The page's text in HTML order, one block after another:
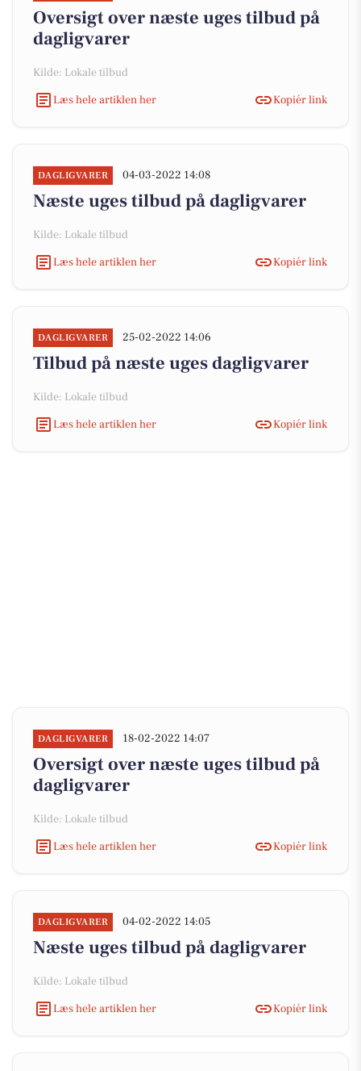
Oversigt over næste uges tilbud på
dagligvarer
Kilde: Lokale tilbud
Læs hele artiklen her
Kopiér link
DAGLIGVARER 04-03-2022 14:08
Næste uges tilbud på dagligvarer
Kilde: Lokale tilbud
Læs hele artiklen her
Kopiér link
DAGLIGVARER 25-02-2022 14:06
Tilbud på næste uges dagligvarer
Kilde: Lokale tilbud
Læs hele artiklen her
Kopiér link
DAGLIGVARER 18-02-2022 14:07
Oversigt over næste uges tilbud på
dagligvarer
Kilde: Lokale tilbud
Læs hele artiklen her
Kopiér link
DAGLIGVARER 04-02-2022 14:05
Næste uges tilbud på dagligvarer
Kilde: Lokale tilbud
Læs hele artiklen her
Kopiér link